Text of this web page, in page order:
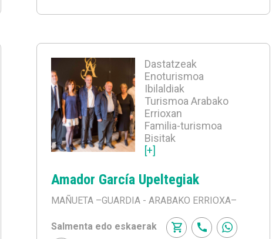
Dastatzeak
Enoturismoa
Ibilaldiak
Turismoa Arabako
Errioxan
Familia-turismoa
Bisitak
[+]
Amador García Upeltegiak
MAÑUETA –GUARDIA - ARABAKO ERRIOXA–
Salmenta edo eskaerak